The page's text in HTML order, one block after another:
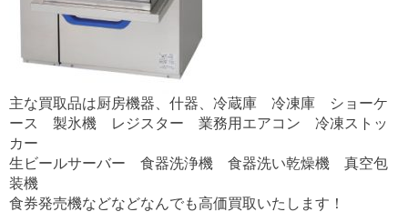
主な買取品は厨房機器、什器、冷蔵庫 冷凍庫 ショーケ
ース 製氷機 レジスター 業務用エアコン 冷凍ストッ
カー
生ビールサーバー 食器洗浄機 食器洗い乾燥機 真空包
装機
食券発売機などなどなんでも高価買取いたします！